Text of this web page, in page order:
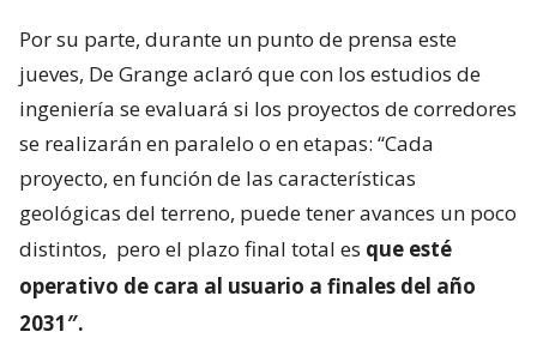
Por su parte, durante un punto de prensa este
jueves, De Grange aclaró que con los estudios de
ingeniería se evaluará si los proyectos de corredores
se realizarán en paralelo o en etapas: “Cada
proyecto, en función de las características
geológicas del terreno, puede tener avances un poco
distintos, pero el plazo final total es que esté
operativo de cara al usuario a finales del año
2031″.